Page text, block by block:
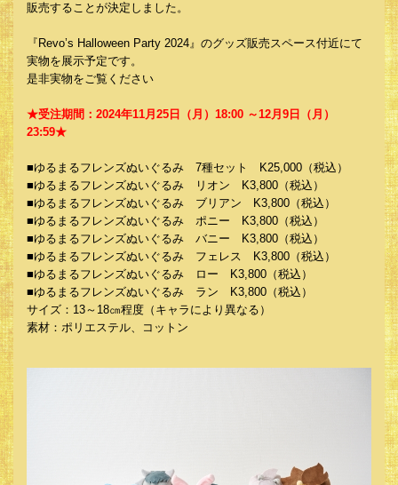
販売することが決定しました。
『Revo’s Halloween Party 2024』のグッズ販売スペース付近にて
実物を展示予定です。
是非実物をご覧ください
★受注期間：2024年11月25日（月）18:00 ～12月9日（月）
23:59★
■ゆるまるフレンズぬいぐるみ 7種セット K25,000（税込）
■ゆるまるフレンズぬいぐるみ リオン K3,800（税込）
■ゆるまるフレンズぬいぐるみ ブリアン K3,800（税込）
■ゆるまるフレンズぬいぐるみ ポニー K3,800（税込）
■ゆるまるフレンズぬいぐるみ バニー K3,800（税込）
■ゆるまるフレンズぬいぐるみ フェレス K3,800（税込）
■ゆるまるフレンズぬいぐるみ ロー K3,800（税込）
■ゆるまるフレンズぬいぐるみ ラン K3,800（税込）
サイズ：13～18㎝程度（キャラにより異なる）
素材：ポリエステル、コットン